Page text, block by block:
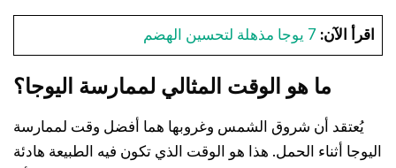
اقرأ الآن: 7 يوجا مذهلة لتحسين الهضم
ما هو الوقت المثالي لممارسة اليوجا؟
يُعتقد أن شروق الشمس وغروبها هما أفضل وقت لممارسة
اليوجا أثناء الحمل. هذا هو الوقت الذي تكون فيه الطبيعة هادئة